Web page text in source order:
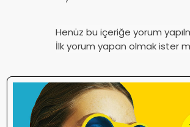
Henüz bu içeriğe yorum
İlk yorum yapan olmak ister